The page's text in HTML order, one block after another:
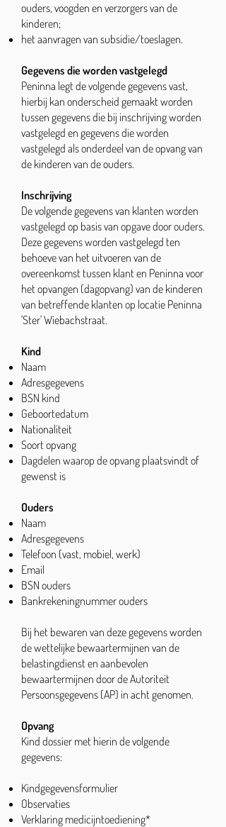
ouders, voogden en verzorgers van de
kinderen;
het aanvragen van subsidie/toeslagen.
Gegevens die worden vastgelegd
Peninna legt de volgende gegevens vast,
hierbij kan onderscheid gemaakt worden
tussen gegevens die bij inschrijving worden
vastgelegd en gegevens die worden
vastgelegd als onderdeel van de opvang van
de kinderen van de ouders.
Inschrijving
De volgende gegevens van klanten worden
vastgelegd op basis van opgave door ouders.
Deze gegevens worden vastgelegd ten
behoeve van het uitvoeren van de
overeenkomst tussen klant en Peninna voor
het opvangen (dagopvang) van de kinderen
van betreffende klanten op locatie Peninna
'Ster' Wiebachstraat.
Kind
Naam
Adresgegevens
BSN kind
Geboortedatum
Nationaliteit
Soort opvang
Dagdelen waarop de opvang plaatsvindt of
gewenst is
Ouders
Naam
Adresgegevens
Telefoon (vast, mobiel, werk)
Email
BSN ouders
Bankrekeningnummer ouders
Bij het bewaren van deze gegevens worden
de wettelijke bewaartermijnen van de
belastingdienst en aanbevolen
bewaartermijnen door de Autoriteit
Persoonsgegevens (AP) in acht genomen.
Opvang
Kind dossier met hierin de volgende
gegevens:
Kindgegevensformulier
Observaties
Verklaring medicijntoediening*